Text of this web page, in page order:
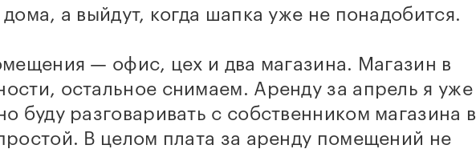
а выйдут, когда шапка уже не понадобится.
— офис, цех и два магазина. Магазин в
остальное снимаем. Аренду за апрель я уже
буду разговаривать с собственником магазина в
В целом плата за аренду помещений не